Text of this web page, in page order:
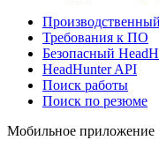
Требования к ПО
Безопасный
HeadHunter API
Поиск работы
Поиск по резюме
Мобильное приложение